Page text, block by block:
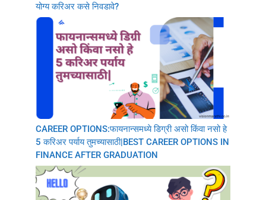
योग्य करिअर कसे निवडावे?
CAREER OPTIONS:फायनान्समध्ये डिग्री असो किंवा नसो हे
5 करिअर पर्याय तुमच्यासाठी|BEST CAREER OPTIONS IN
FINANCE AFTER GRADUATION